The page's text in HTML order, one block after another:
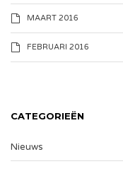
MAART 2016
FEBRUARI 2016
CATEGORIEËN
Nieuws